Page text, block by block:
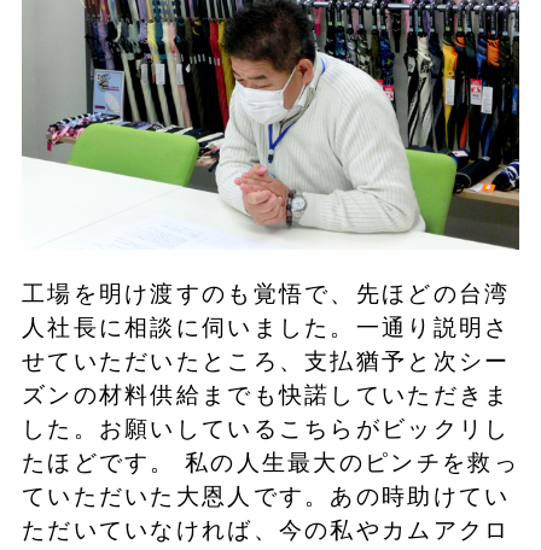
工場を明け渡すのも覚悟で、先ほどの台湾
人社長に相談に伺いました。一通り説明さ
せていただいたところ、支払猶予と次シー
ズンの材料供給までも快諾していただきま
した。お願いしているこちらがビックリし
たほどです。 私の人生最大のピンチを救っ
ていただいた大恩人です。あの時助けてい
ただいていなければ、今の私やカムアクロ